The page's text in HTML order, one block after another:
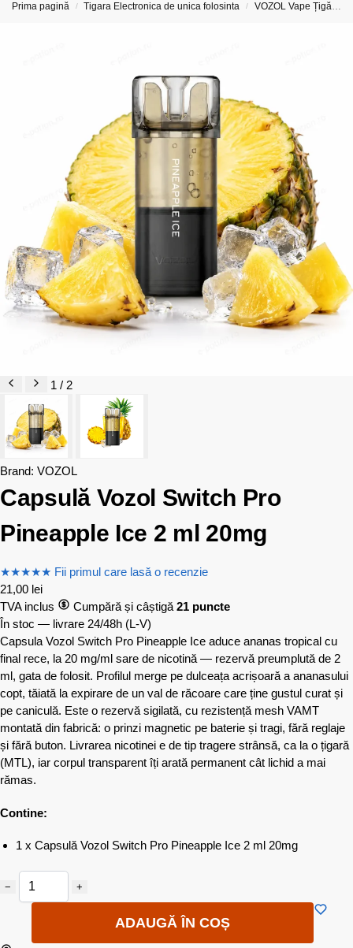
Prima pagină / Tigara Electronica de unica folosinta / VOZOL Vape Țigări Electronice & Vape-uri
1 / 2
Brand: VOZOL
Capsulă Vozol Switch Pro
Pineapple Ice 2 ml 20mg
★★★★★ Fii primul care lasă o recenzie
21,00 lei
TVA inclus
Cumpără și câștigă 21 puncte
În stoc — livrare 24/48h (L-V)
Capsula Vozol Switch Pro Pineapple Ice aduce ananas tropical cu
final rece, la 20 mg/ml sare de nicotină — rezervă preumplută de 2
ml, gata de folosit. Profilul merge pe dulceața acrișoară a ananasului
copt, tăiată la expirare de un val de răcoare care ține gustul curat și
pe caniculă. Este o rezervă sigilată, cu rezistență mesh VAMT
montată din fabrică: o prinzi magnetic pe baterie și tragi, fără reglaje
și fără buton. Livrarea nicotinei e de tip tragere strânsă, ca la o țigară
(MTL), iar corpul transparent îți arată permanent cât lichid a mai
rămas.
Contine:
1 x Capsulă Vozol Switch Pro Pineapple Ice 2 ml 20mg
− +
ADAUGĂ ÎN COȘ